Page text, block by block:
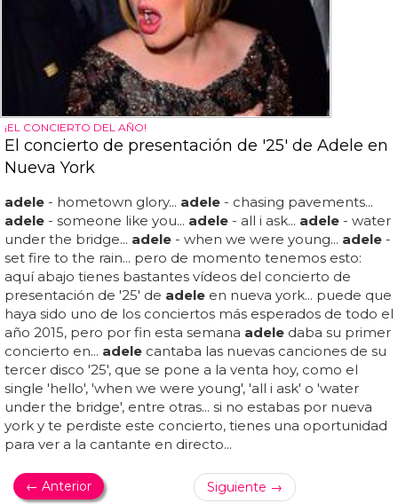
¡EL CONCIERTO DEL AÑO!
El concierto de presentación de '25' de Adele en
Nueva York
adele - hometown glory... adele - chasing pavements...
adele - someone like you... adele - all i ask... adele - water
under the bridge... adele - when we were young... adele -
set fire to the rain... pero de momento tenemos esto:
aquí abajo tienes bastantes vídeos del concierto de
presentación de '25' de adele en nueva york... puede que
haya sido uno de los conciertos más esperados de todo el
año 2015, pero por fin esta semana adele daba su primer
concierto en... adele cantaba las nuevas canciones de su
tercer disco '25', que se pone a la venta hoy, como el
single 'hello', 'when we were young', 'all i ask' o 'water
under the bridge', entre otras... si no estabas por nueva
york y te perdiste este concierto, tienes una oportunidad
para ver a la cantante en directo...
← Anterior Siguiente →